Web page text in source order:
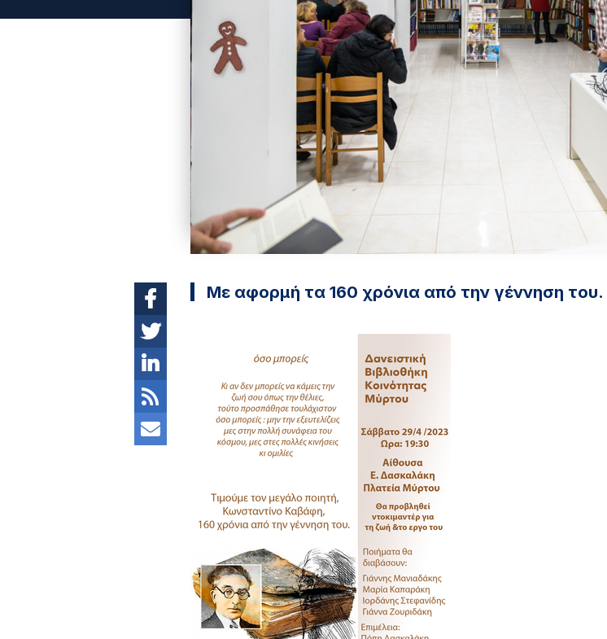
Με αφορμή τα 160 χρόνια από την γέννηση του.